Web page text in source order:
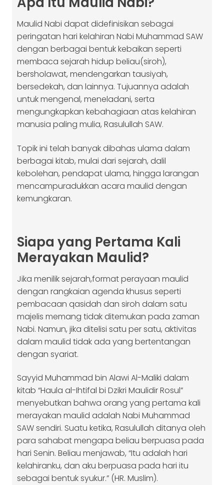
Maulid Nabi dapat didefinisikan sebagai
peringatan hari kelahiran Nabi Muhammad SAW
dengan berbagai bentuk kebaikan seperti
membaca sejarah hidup beliau(siroh),
bersholawat, mendengarkan tausiyah,
bersedekah, dan lainnya. Tujuannya adalah
untuk mengenal, meneladani, serta
mengungkapkan kebahagiaan atas kelahiran
manusia paling mulia, Rasulullah SAW.
Topik ini telah banyak dibahas ulama dalam
berbagai kitab, mulai dari sejarah, dalil
kebolehan, pendapat ulama, hingga larangan
mencampuradukkan acara maulid dengan
kemungkaran.
Siapa yang Pertama Kali
Merayakan Maulid?
Jika menilik sejarah,format perayaan maulid
dengan rangkaian agenda khusus seperti
pembacaan qasidah dan siroh dalam satu
majelis memang tidak ditemukan pada zaman
Nabi. Namun, jika ditelisi satu per satu, aktivitas
dalam maulid tidak ada yang bertentangan
dengan syariat.
Sayyid Muhammad bin Alawi Al-Maliki dalam
kitab “Haula al-Ihtifal bi Dzikri Maulidir Rosul”
menyebutkan bahwa orang yang pertama kali
merayakan maulid adalah Nabi Muhammad
SAW sendiri. Suatu ketika, Rasulullah ditanya oleh
para sahabat mengapa beliau berpuasa pada
hari Senin. Beliau menjawab, “Itu adalah hari
kelahiranku, dan aku berpuasa pada hari itu
sebagai bentuk syukur.” (HR. Muslim).